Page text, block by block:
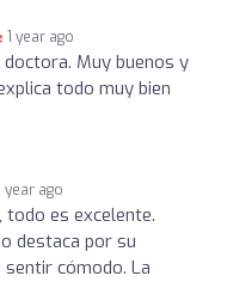
1 year ago
doctora. Muy buenos y
todo muy bien
year ago
todo es excelente.
destaca por su
sentir cómodo. La